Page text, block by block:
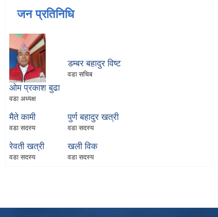
जन प्रतिनिधि
ओम प्रकाश बुढा
वडा अध्यक्ष
डम्बर बहादुर विष्ट
वडा सचिब
मैते कामी
वडा सदस्य
पुर्ण बहादुर खत्री
वडा सदस्य
रेवती खत्री
वडा सदस्य
खली विक
वडा सदस्य